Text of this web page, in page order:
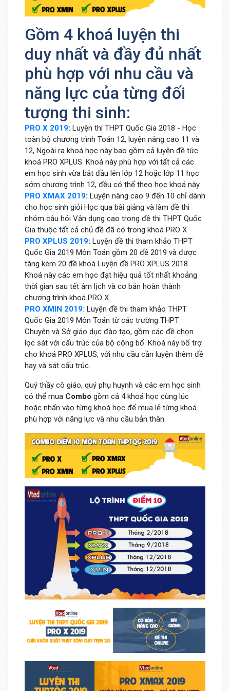
Gồm 4 khoá luyện thi
duy nhất và đầy đủ nhất
phù hợp với nhu cầu và
năng lực của từng đối
tượng thi sinh:
PRO X 2019: Luyện thi THPT Quốc Gia 2018 - Học
toàn bộ chương trình Toán 12, luyện nâng cao 11 và
12, Ngoài ra khoá học này bao gồm cả luyện đề tức
khoá PRO XPLUS. Khoá này phù hợp với tất cả các
em học sinh vừa bắt đầu lên lớp 12 hoặc lớp 11 học
sớm chương trình 12, đều có thể theo học khoá này.
PRO XMAX 2019: Luyện nâng cao 9 đến 10 chỉ dành
cho học sinh giỏi Học qua bài giảng và làm đề thi
nhóm câu hỏi Vận dụng cao trong đề thi THPT Quốc
Gia thuộc tất cả chủ đề đã có trong khoá PRO X
PRO XPLUS 2019: Luyện đề thi tham khảo THPT
Quốc Gia 2019 Môn Toán gồm 20 đề 2019 và được
tặng kèm 20 đề khoá Luyện đề PRO XPLUS 2018.
Khoá này các em học đạt hiệu quả tốt nhất khoảng
thời gian sau tết âm lịch và cơ bản hoàn thành
chương trình khoá PRO X.
PRO XMIN 2019: Luyện đề thi tham khảo THPT
Quốc Gia 2019 Môn Toán từ các trường THPT
Chuyên và Sở giáo dục đào tạo, gồm các đề chọn
lọc sát với cấu trúc của bộ công bố. Khoá này bổ trợ
cho khoá PRO XPLUS, với nhu cầu cần luyện thêm đề
hay và sát cấu trúc.
Quý thầy cô giáo, quý phụ huynh và các em học sinh
có thể mua Combo gồm cả 4 khoá học cùng lúc
hoặc nhấn vào từng khoá học để mua lẻ từng khoá
phù hợp với năng lực và nhu cầu bản thân.